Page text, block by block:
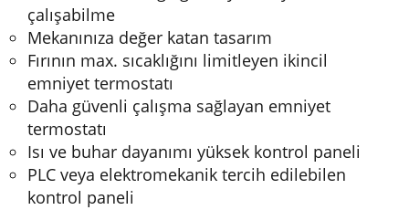
çalışabilme
Mekanınıza değer katan tasarım
Fırının max. sıcaklığını limitleyen ikincil
emniyet termostatı
Daha güvenli çalışma sağlayan emniyet
termostatı
Isı ve buhar dayanımı yüksek kontrol paneli
PLC veya elektromekanik tercih edilebilen
kontrol paneli